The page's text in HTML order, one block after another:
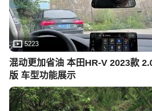
5223
混动更加省油 本田HR-V 2023款
版 车型功能展示